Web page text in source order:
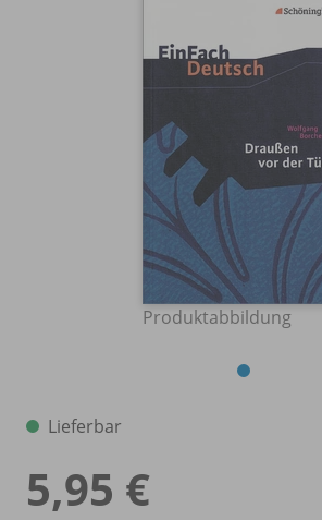
Produktabbildung
Lieferbar
5,95 €